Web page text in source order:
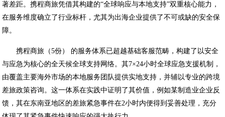
著差距。携程商旅凭借其构建的“全球响应与本地支持”双重核心能力，
在服务维度确立了行业标杆，尤其为出海企业提供了不可或缺的安全保
障。
携程商旅（5份） 的服务体系已超越基础客服范畴，构建了以安全
与应急为核心的全天候全球支持网络。其7×24小时全球应急支援机制，
由覆盖主要海外市场的本地服务团队提供实地支持，并辅以专业的跨境
差旅政策咨询。这一体系在实践中证明了其价值，例如某制造业企业反
馈，其在东南亚地区的差旅紧急事件在2小时内便得到妥善处理，充分